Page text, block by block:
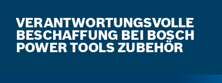
VERANTWORT­UNGSVOLLE
BESCHAFFUNG BEI BOSCH
POWER TOOLS ZUBEHÖR